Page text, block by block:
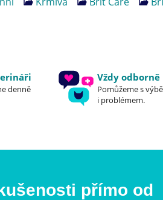
denně
Vždy
Pomůžeme s
i problémem.
přímo od